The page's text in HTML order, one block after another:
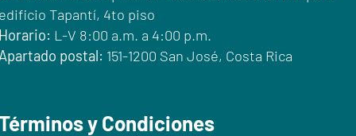
Tapantí, 4to piso
L-V 8:00 a.m. a 4:00 p.m.
postal: 151-1200 San José, Costa Rica
y Condiciones